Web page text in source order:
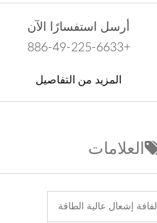
أرسل استفسارًا الآن
+886-49-225-6633
المزيد من التفاصيل
العلامات
لفافة إشعال عالية الطاقة